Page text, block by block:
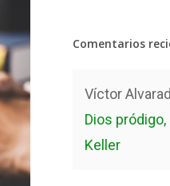
Comentarios
Víctor
Dios
Keller